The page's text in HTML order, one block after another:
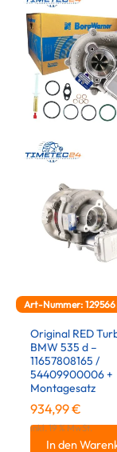
Art-Nummer:
Original RED
BMW 535 d –
11657808165 /
54409900006 +
Montagesatz
934,99€
inkl. 19 % MwSt.
In den